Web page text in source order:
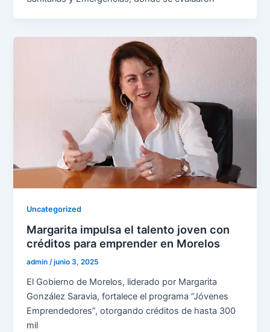
Uncategorized
Margarita impulsa el talento joven con
créditos para emprender en Morelos
admin/junio 3, 2025
El Gobierno de Morelos, liderado por Margarita
González Saravia, fortalece el programa “Jóvenes
Emprendedores”, otorgando créditos de hasta 300
mil